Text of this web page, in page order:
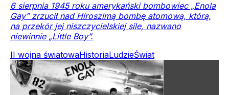
6 sierpnia 1945 roku amerykański bombowiec „Enola
Gay” zrzucił nad Hiroszimą bombę atomową, którą,
na przekór jej niszczycielskiej sile, nazwano
niewinnie „Little Boy”.
II wojna światowaHistoriaLudzieŚwiat